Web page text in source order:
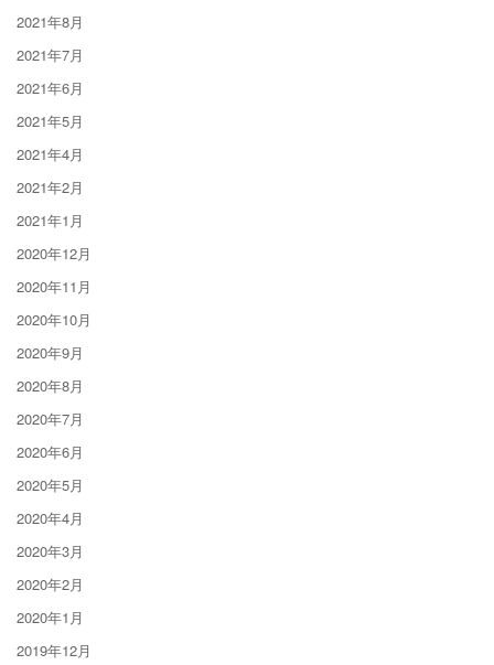
2021年8月
2021年7月
2021年6月
2021年5月
2021年4月
2021年2月
2021年1月
2020年12月
2020年11月
2020年10月
2020年9月
2020年8月
2020年7月
2020年6月
2020年5月
2020年4月
2020年3月
2020年2月
2020年1月
2019年12月